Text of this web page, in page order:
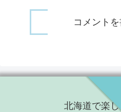
コメント
北海道で楽